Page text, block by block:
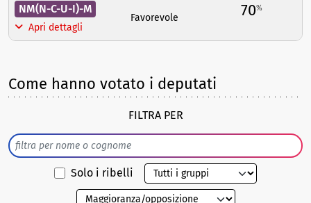
NM(N-C-U-I)-M
Apri dettagli
Favorevole 70%
Come hanno votato i deputati
FILTRA PER
Solo i ribelli